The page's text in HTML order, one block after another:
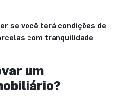
se você terá condições de
com tranquilidade
um